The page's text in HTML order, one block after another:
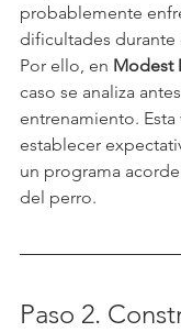
probablemente
dificultades durante
Por ello, en Modest
caso se analiza
entrenamiento.
establecer
un programa
del perro.
Paso 2.